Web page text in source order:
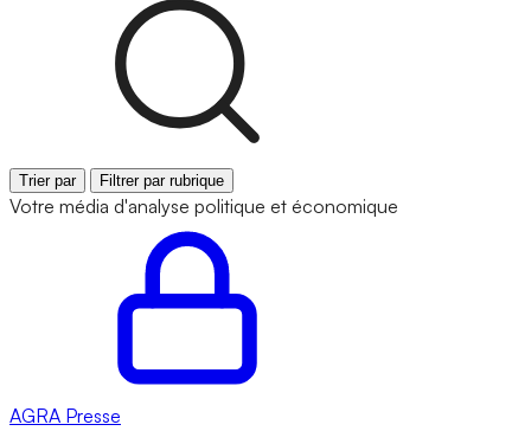
Trier par Filtrer par rubrique
Votre média d'analyse politique et économique
AGRA Presse